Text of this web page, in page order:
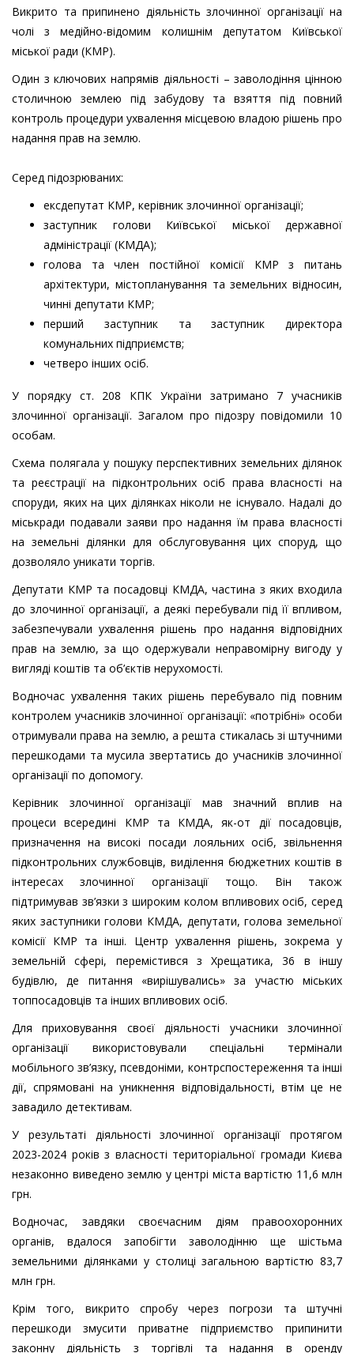
Викрито та припинено діяльність злочинної організації на
чолі з медійно-відомим колишнім депутатом Київської
міської ради (КМР).
Один з ключових напрямів діяльності – заволодіння цінною
столичною землею під забудову та взяття під повний
контроль процедури ухвалення місцевою владою рішень про
надання прав на землю.
Серед підозрюваних:
ексдепутат КМР, керівник злочинної організації;
заступник голови Київської міської державної
адміністрації (КМДА);
голова та член постійної комісії КМР з питань
архітектури, містопланування та земельних відносин,
чинні депутати КМР;
перший заступник та заступник директора
комунальних підприємств;
четверо інших осіб.
У порядку ст. 208 КПК України затримано 7 учасників
злочинної організації. Загалом про підозру повідомили 10
особам.
Схема полягала у пошуку перспективних земельних ділянок
та реєстрації на підконтрольних осіб права власності на
споруди, яких на цих ділянках ніколи не існувало. Надалі до
міськради подавали заяви про надання їм права власності
на земельні ділянки для обслуговування цих споруд, що
дозволяло уникати торгів.
Депутати КМР та посадовці КМДА, частина з яких входила
до злочинної організації, а деякі перебували під її впливом,
забезпечували ухвалення рішень про надання відповідних
прав на землю, за що одержували неправомірну вигоду у
вигляді коштів та об’єктів нерухомості.
Водночас ухвалення таких рішень перебувало під повним
контролем учасників злочинної організації: «потрібні» особи
отримували права на землю, а решта стикалась зі штучними
перешкодами та мусила звертатись до учасників злочинної
організації по допомогу.
Керівник злочинної організації мав значний вплив на
процеси всередині КМР та КМДА, як-от дії посадовців,
призначення на високі посади лояльних осіб, звільнення
підконтрольних службовців, виділення бюджетних коштів в
інтересах злочинної організації тощо. Він також
підтримував зв’язки з широким колом впливових осіб, серед
яких заступники голови КМДА, депутати, голова земельної
комісії КМР та інші. Центр ухвалення рішень, зокрема у
земельній сфері, перемістився з Хрещатика, 36 в іншу
будівлю, де питання «вирішувались» за участю міських
топпосадовців та інших впливових осіб.
Для приховування своєї діяльності учасники злочинної
організації використовували спеціальні термінали
мобільного зв’язку, псевдоніми, контрспостереження та інші
дії, спрямовані на уникнення відповідальності, втім це не
завадило детективам.
У результаті діяльності злочинної організації протягом
2023-2024 років з власності територіальної громади Києва
незаконно виведено землю у центрі міста вартістю 11,6 млн
грн.
Водночас, завдяки своєчасним діям правоохоронних
органів, вдалося запобігти заволодінню ще шістьма
земельними ділянками у столиці загальною вартістю 83,7
млн грн.
Крім того, викрито спробу через погрози та штучні
перешкоди змусити приватне підприємство припинити
законну діяльність з торгівлі та надання в оренду